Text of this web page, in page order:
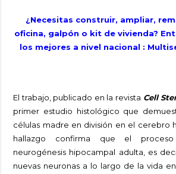
¿Necesitas construir, ampliar,
oficina, galpón o kit de vivienda?
los mejores a nivel nacional :
El trabajo, publicado en la revista Cell
primer estudio histológico que
células madre en división en el cerebro
hallazgo confirma que el
neurogénesis hipocampal adulta, es
nuevas neuronas a lo largo de la vida